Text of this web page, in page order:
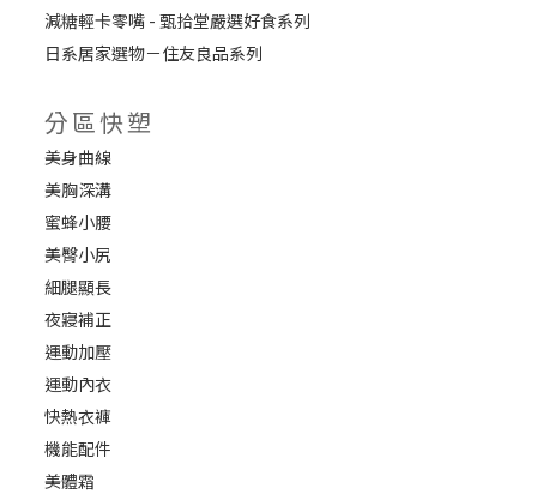
減糖輕卡零嘴 - 甄拾堂嚴選好食系列
日系居家選物－住友良品系列
分區快塑
美身曲線
美胸深溝
蜜蜂小腰
美臀小尻
細腿顯長
夜寢補正
運動加壓
運動內衣
快熱衣褲
機能配件
美體霜